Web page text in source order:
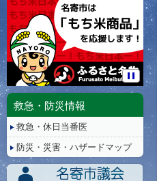
停
救急・防災情報
救急・休日当番医
防災・災害・ハザードマップ